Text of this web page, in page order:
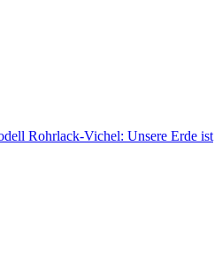
Rohrlack-Vichel: Unsere Erde ist